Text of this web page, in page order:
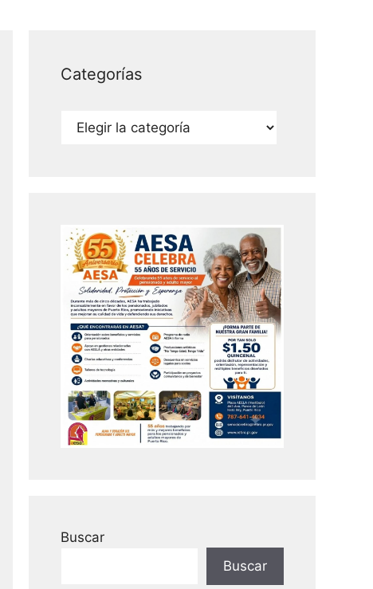
Categorías
Categorías
Buscar
Buscar